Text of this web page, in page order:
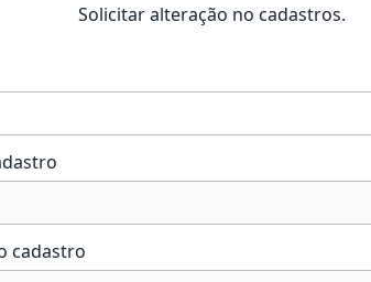
Solicitar alteração no cadastros.
cadastro